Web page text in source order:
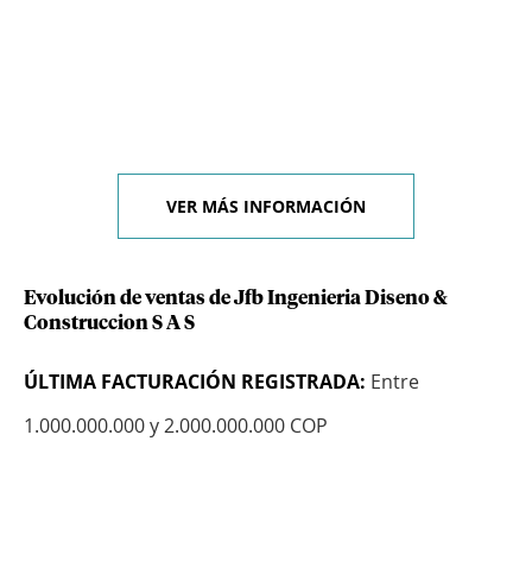
VER MÁS INFORMACIÓN
Evolución de ventas de Jfb Ingenieria Diseno &
Construccion S A S
ÚLTIMA FACTURACIÓN REGISTRADA: Entre
1.000.000.000 y 2.000.000.000 COP